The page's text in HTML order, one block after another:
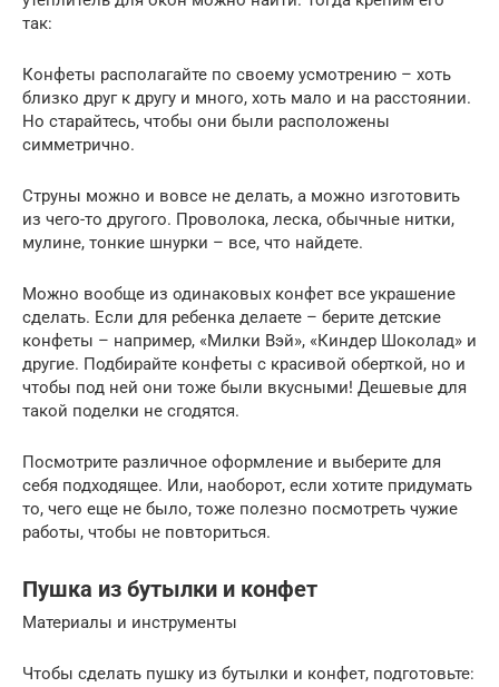
так:
Конфеты располагайте по своему усмотрению – хоть
близко друг к другу и много, хоть мало и на расстоянии.
Но старайтесь, чтобы они были расположены
симметрично.
Струны можно и вовсе не делать, а можно изготовить
из чего-то другого. Проволока, леска, обычные нитки,
мулине, тонкие шнурки – все, что найдете.
Можно вообще из одинаковых конфет все украшение
сделать. Если для ребенка делаете – берите детские
конфеты – например, «Милки Вэй», «Киндер Шоколад» и
другие. Подбирайте конфеты с красивой оберткой, но и
чтобы под ней они тоже были вкусными! Дешевые для
такой поделки не сгодятся.
Посмотрите различное оформление и выберите для
себя подходящее. Или, наоборот, если хотите придумать
то, чего еще не было, тоже полезно посмотреть чужие
работы, чтобы не повториться.
Пушка из бутылки и конфет
Материалы и инструменты
Чтобы сделать пушку из бутылки и конфет, подготовьте: